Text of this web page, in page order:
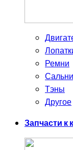
Ремни
Тэны
Другое
Запчасти